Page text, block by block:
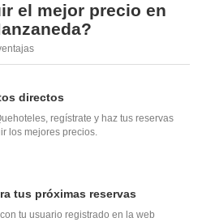
el mejor precio en
directos
regístrate y haz tus reservas
los mejores precios.
tus próximas reservas
tu usuario registrado en la web